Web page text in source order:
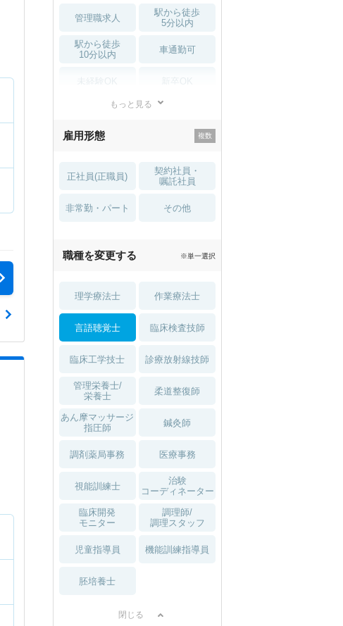
管理職求人
駅から徒歩
5分以内
駅から徒歩
10分以内
車通勤可
住宅手当・補助
土日祝休 無資格 OK
積極採用中 WEB面接OK
もっと見る
雇用形態
正社員(正職員)
契約社員・
嘱託社員
非常勤・パート その他
職種を変更する ※単一選択
理学療法士 作業療法士
言語聴覚士 臨床検査技師
臨床工学技士 診療放射線技師
管理栄養士/
栄養士
柔道整復師
あん摩マッサージ
指圧師
鍼灸師
調剤薬局事務 医療事務
視能訓練士
治験
コーディネーター
臨床開発
モニター
調理師/
調理スタッフ
児童指導員 機能訓練指導員
胚培養士
閉じる